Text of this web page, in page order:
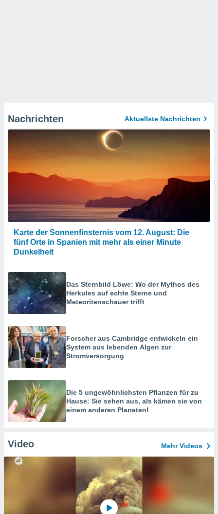
Nachrichten Aktuellste Nachrichten
Karte der Sonnenfinsternis vom 12. August: Die
fünf Orte in Spanien mit mehr als einer Minute
Dunkelheit
Das Sternbild Löwe: Wo der Mythos des
Herkules auf echte Sterne und
Meteoritenschauer trifft
Forscher aus Cambridge entwickeln ein
System aus lebenden Algen zur
Stromversorgung
Die 5 ungewöhnlichsten Pflanzen für zu
Hause: Sie sehen aus, als kämen sie von
einem anderen Planeten!
Video Mehr Videos